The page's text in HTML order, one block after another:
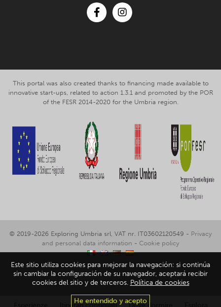
Itinerari consigliati Dove dormire
This portal was also created thanks to financing made available to
innovative start-ups, related to action 1.3.1 and promoted by the POR
of the FESR 2014-2020 for the Umbria region.
© 2019-2026 Exploring Umbria srl, VAT nr. IT03602120549 - Privacy
and personal data information - Cookie policy
Este sitio utiliza cookies para mejorar la navegación: si continúa
sin cambiar la configuración de su navegador, aceptará recibir
cookies del sitio y de terceros. Política de cookies
He entendido y acepto